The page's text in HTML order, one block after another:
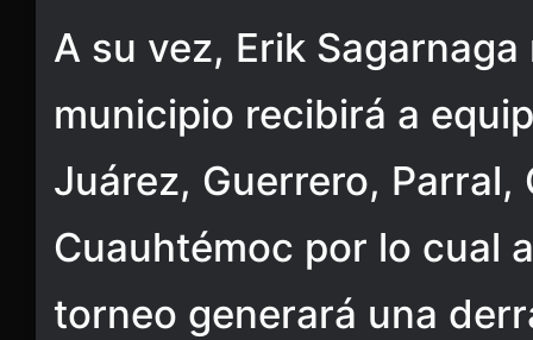
A su vez, Erik
municipio recibirá a
Juárez, Guerrero, Parral,
Cuauhtémoc por lo cual
torneo generará una